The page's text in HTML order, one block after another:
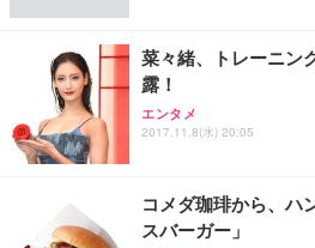
菜々緒、トレーニン
露！
エンタメ
2017.11.8(水) 20:05
コメダ珈琲から、ハ
スバーガー」